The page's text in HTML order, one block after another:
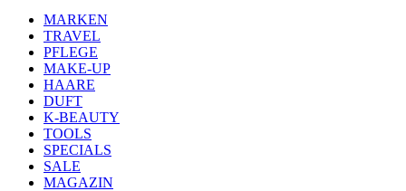
MARKEN
TRAVEL
PFLEGE
MAKE-UP
HAARE
DUFT
K-BEAUTY
TOOLS
SPECIALS
SALE
MAGAZIN